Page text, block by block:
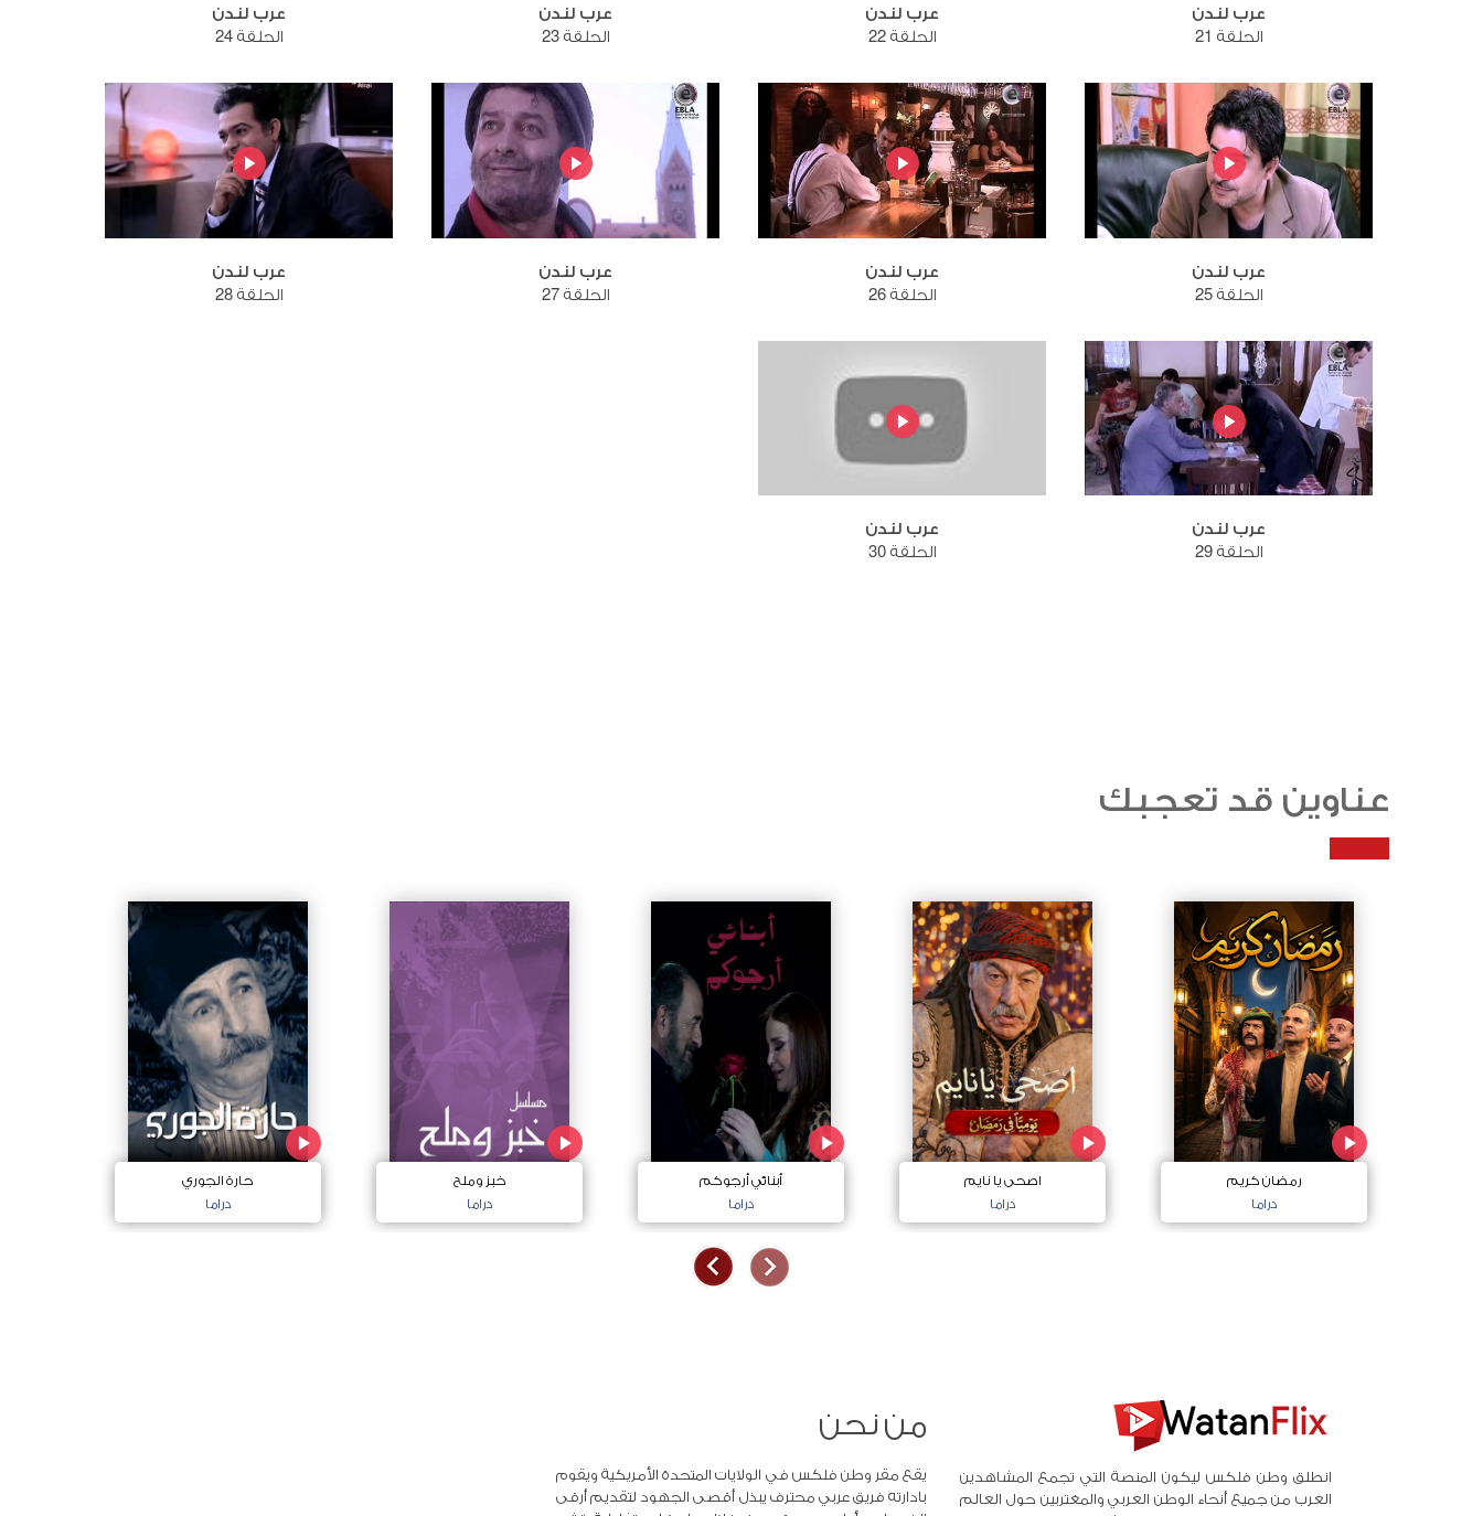
عرب لندن
الحلقة 21
عرب لندن
الحلقة 22
عرب لندن
الحلقة 23
عرب لندن
الحلقة 24
عرب لندن
الحلقة 25
عرب لندن
الحلقة 26
عرب لندن
الحلقة 27
عرب لندن
الحلقة 28
عرب لندن
الحلقة 29
عرب لندن
الحلقة 30
عناوين قد تعجبك
رمضان كريم
دراما
اصحى يا نايم
دراما
أبنائي أرجوكم
دراما
خبز وملح
دراما
حارة الجوري
دراما
انطلق وطن فلكس ليكون المنصة التي تجمع المشاهدين
العرب من جميع أنحاء الوطن العربي والمغتربين حول العالم
من نحن
يقع مقر وطن فلكس في الولايات المتحدة الأمريكية ويقوم
بادارته فريق عربي محترف يبذل أقصى الجهود لتقديم أرقى